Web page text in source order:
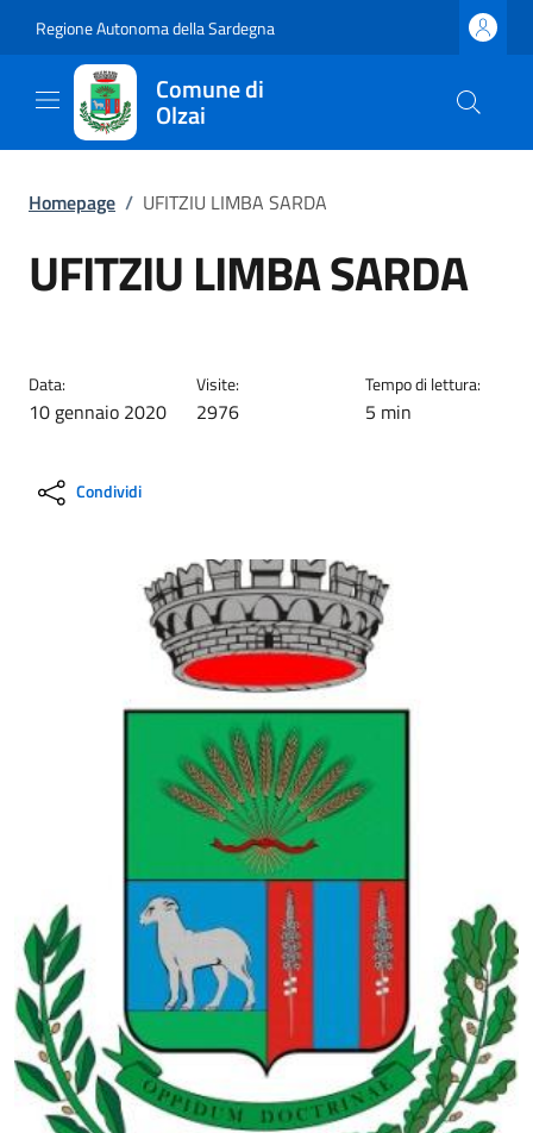
Regione Autonoma della Sardegna
Comune di
Olzai
Homepage / UFITZIU LIMBA SARDA
UFITZIU LIMBA SARDA
Data:
10 gennaio 2020
Visite:
2976
Tempo di lettura:
5 min
Condividi